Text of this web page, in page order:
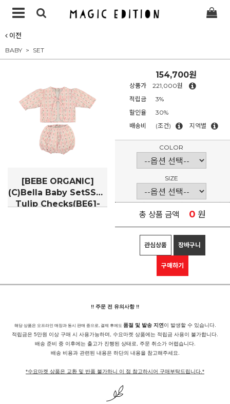
이전
BABY SET
[BEBE ORGANIC]
(C)Bella Baby SetSS26
Tulip Checks(BE61-
상품가
154,700원
221,000원
적립금
3%
할인율
30%
배송비
(조건) 지역별
COLOR
SIZE
총 상품 금액 0 원
관심상품 장바구니
구매하기
!! 주문 전 유의사항 !!
해당 상품은 오프라인 매장과 동시 판매 중으로, 결제 후에도 품절 및 발송 지연 이 발생할 수 있습니다.
적립금은 5만원 이상 구매 시 사용가능하며, 수요마켓 상품에는 적립금 사용이 불가합니다.
배송 준비 중 이후에는 출고가 진행된 상태로, 주문 취소가 어렵습니다.
배송 비용과 관련된 내용은 하단의 내용을 참고해주세요.
*수요마켓 상품은 교환 및 반품 불가하니 이 점 참고하시어 구매부탁드립니다.*